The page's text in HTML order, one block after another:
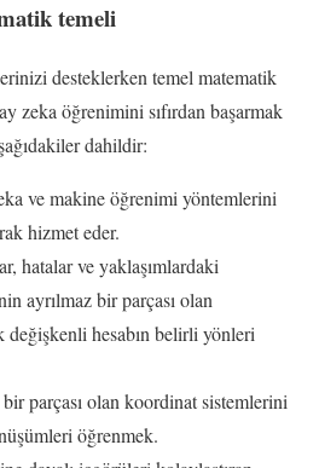
temeli
desteklerken temel matematik
zeka öğrenimini sıfırdan başarmak
dahildir:
ve makine öğrenimi yöntemlerini
hizmet eder.
hatalar ve yaklaşımlardaki
ayrılmaz bir parçası olan
değişkenli hesabın belirli yönleri
parçası olan koordinat sistemlerini
öğrenmek.